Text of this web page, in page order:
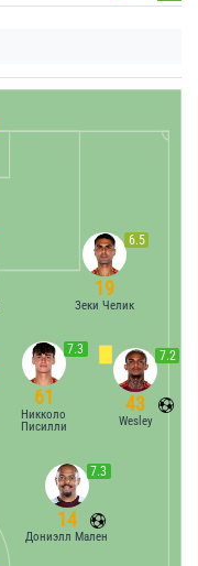
6.5
19
Зеки Челик
7.2
43
Wesley
7.3
61
Никколо
Писилли
7.3
14
Дониэлл Мален